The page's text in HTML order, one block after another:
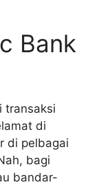
Bank
transaksi
di
di pelbagai
bagi
bandar-